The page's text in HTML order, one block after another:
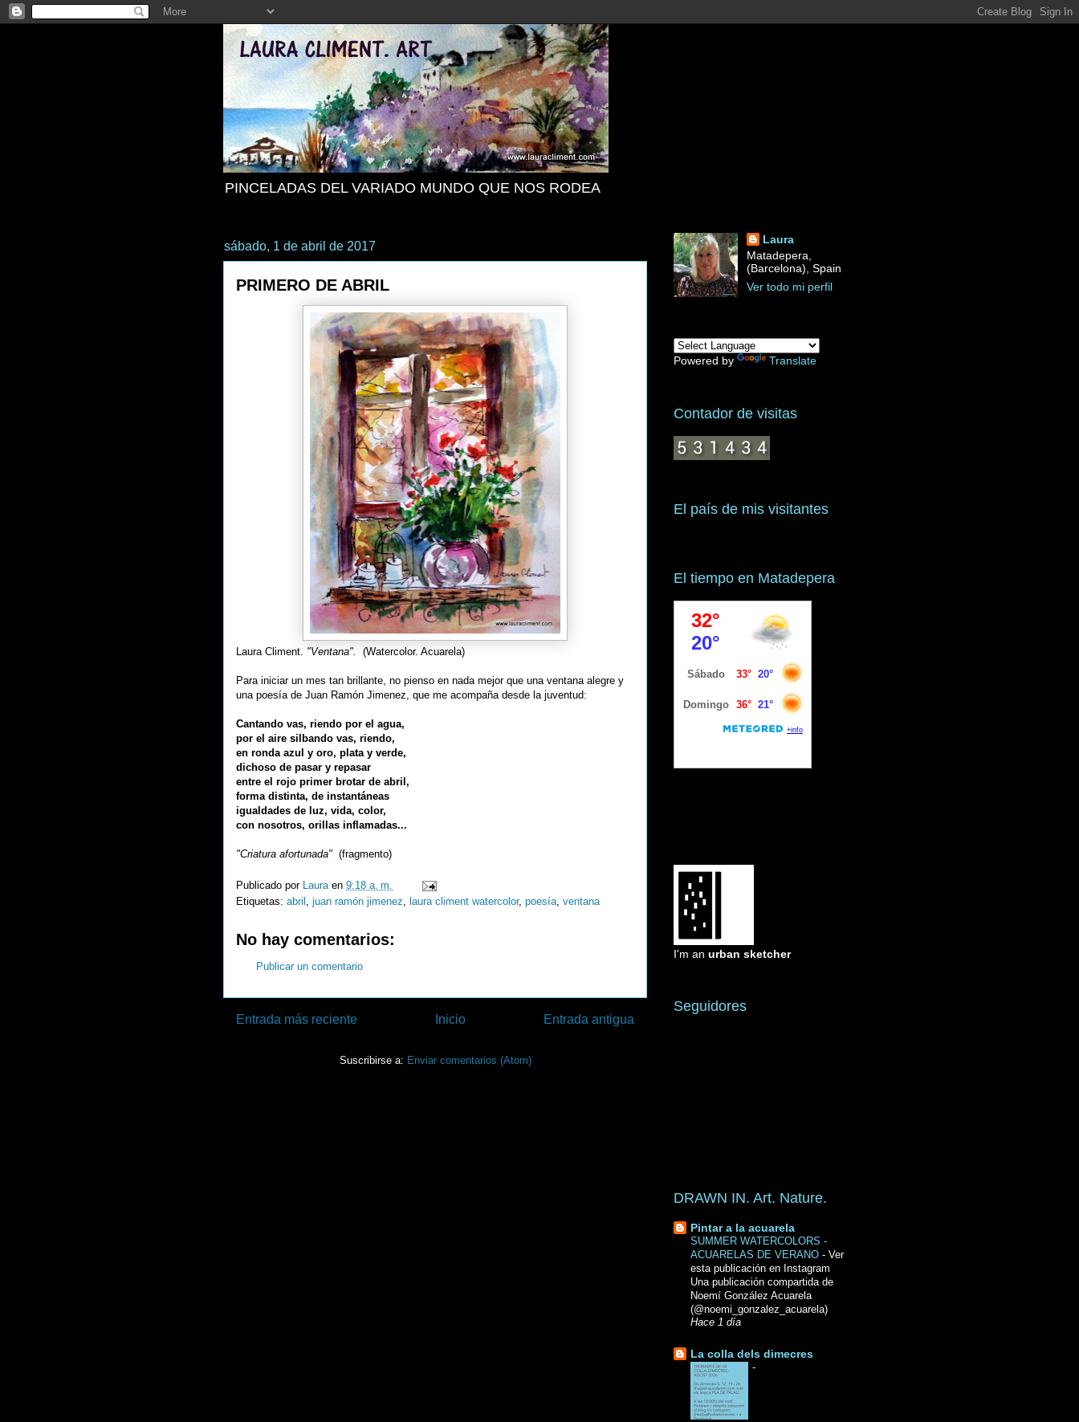
PINCELADAS DEL VARIADO MUNDO QUE NOS RODEA
sábado, 1 de abril de 2017
PRIMERO DE ABRIL
Laura Climent. "Ventana". (Watercolor. Acuarela)
Para iniciar un mes tan brillante, no pienso en nada mejor que una ventana alegre y
una poesía de Juan Ramón Jimenez, que me acompaña desde la juventud:
Cantando vas, riendo por el agua,
por el aire silbando vas, riendo,
en ronda azul y oro, plata y verde,
dichoso de pasar y repasar
entre el rojo primer brotar de abril,
forma distinta, de instantáneas
igualdades de luz, vida, color,
con nosotros, orillas inflamadas...
"Criatura afortunada" (fragmento)
Publicado por Laura en 9:18 a. m.
Etiquetas: abril juan ramón jimenez laura climent watercolor, poesía ventana
No hay comentarios:
Publicar un comentario
Entrada más reciente Entrada antigua
Inicio
Suscribirse a: Enviar comentarios (Atom)
Laura
Matadepera,
(Barcelona), Spain
Ver todo mi perfil
Powered by Translate
Contador de visitas
El país de mis visitantes
El tiempo en Matadepera
I'm an urban sketcher
Seguidores
DRAWN IN. Art. Nature.
Pintar a la acuarela
SUMMER WATERCOLORS -
ACUARELAS DE VERANO - Ver
esta publicación en Instagram
Una publicación compartida de
Noemí González Acuarela
(@noemi_gonzalez_acuarela)
Hace 1 día
La colla dels dimecres
-